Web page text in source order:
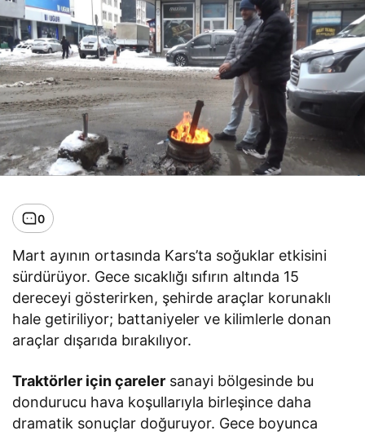
0
Mart ayının ortasında Kars’ta soğuklar etkisini
sürdürüyor. Gece sıcaklığı sıfırın altında 15
dereceyi gösterirken, şehirde araçlar korunaklı
hale getiriliyor; battaniyeler ve kilimlerle donan
araçlar dışarıda bırakılıyor.
Traktörler için çareler sanayi bölgesinde bu
dondurucu hava koşullarıyla birleşince daha
dramatik sonuçlar doğuruyor. Gece boyunca